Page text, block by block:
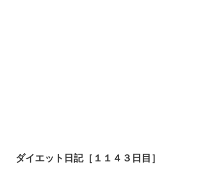
ダイエット日記［１１４３日目］